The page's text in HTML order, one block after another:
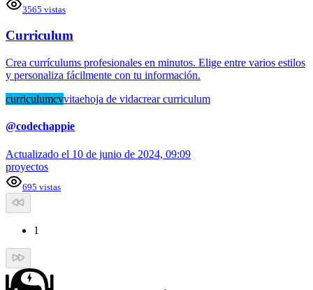
3565 vistas
Curriculum
Crea currículums profesionales en minutos. Elige entre varios estilos
y personaliza fácilmente con tu información.
curriculumcvvitaehoja de vidacrear curriculum
@codechappie
Actualizado el 10 de junio de 2024, 09:09
proyectos
695 vistas
1